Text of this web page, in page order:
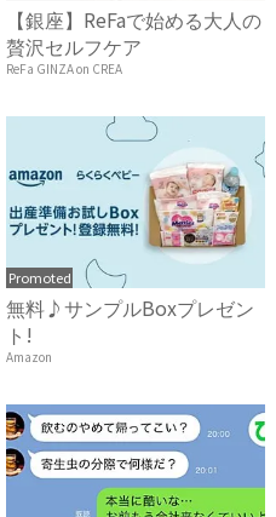
【銀座】ReFaで始める大人の
贅沢セルフケア
ReFa GINZA on CREA
Promoted
無料♪サンプルBoxプレゼン
ト!
Amazon